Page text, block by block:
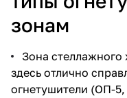
зонам
Зона
здесь отлично
огнетушители (ОП-5,